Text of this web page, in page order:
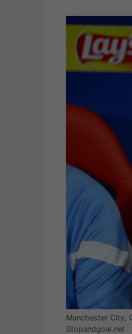
Manchester City,
Stopandgoal.net